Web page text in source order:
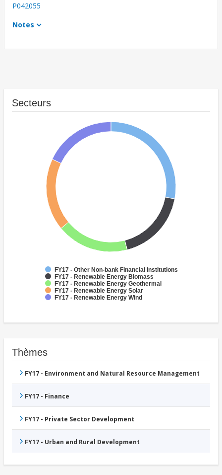
P042055
Notes
Secteurs
FY17 - Other Non-bank Financial Institutions
FY17 - Renewable Energy Biomass
FY17 - Renewable Energy Geothermal
FY17 - Renewable Energy Solar
FY17 - Renewable Energy Wind
Thèmes
FY17 - Environment and Natural Resource Management
FY17 - Finance
FY17 - Private Sector Development
FY17 - Urban and Rural Development